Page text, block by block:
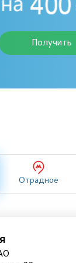
Получить
Отрадное